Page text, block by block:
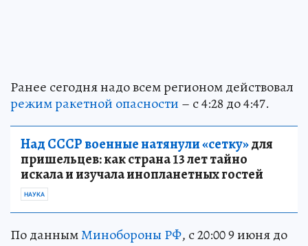
Ранее сегодня надо всем регионом действовал
режим ракетной опасности – с 4:28 до 4:47.
Над СССР военные натянули «сетку»для
пришельцев: как страна 13 лет тайно
искала и изучала инопланетных гостей
НАУКА
По даннымМинобороны РФ, с 20:00 9 июня до